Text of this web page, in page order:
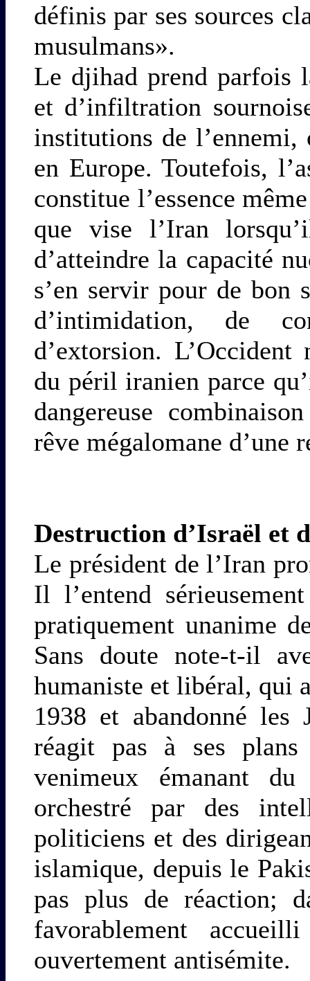
définis par ses sources
musulmans».
Le djihad prend parfois
et d’infiltration
institutions de l’ennemi,
en Europe. Toutefois,
constitue l’essence
que vise l’Iran
d’atteindre la capacité
s’en servir pour de bon
d’intimidation, de
d’extorsion.
du péril iranien parce
dangereuse
rêve mégalomane d’une
Destruction d’Israël et
Le président de l’Iran
Il l’entend
pratiquement unanime
Sans doute note-t-il
humaniste et libéral, qui
1938 et abandonné
réagit pas à ses plans
venimeux émanant
orchestré par des
politiciens et des
islamique, depuis le
pas plus de réaction;
favorablement
ouvertement antisémite.